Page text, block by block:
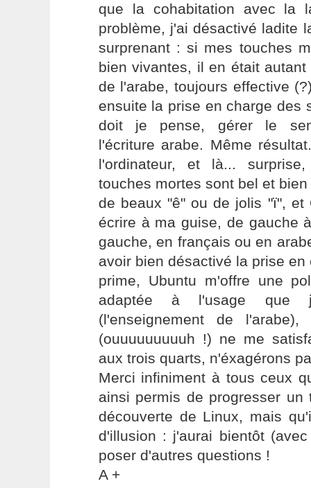
que la cohabitation avec la
problème, j'ai désactivé ladite
surprenant : si mes touches
bien vivantes, il en était
de l'arabe, toujours effective
ensuite la prise en charge des
doit je pense, gérer le
l'écriture arabe. Même
l'ordinateur, et là...
touches mortes sont bel et
de beaux "ê" ou de jolis "ï", et
écrire à ma guise, de gauche
gauche, en français ou en
avoir bien désactivé la prise
prime, Ubuntu m'offre une
adaptée à l'usage
(l'enseignement de
(ouuuuuuuuuh !) ne me
aux trois quarts, n'éxagérons
Merci infiniment à tous ceux
ainsi permis de progresser
découverte de Linux, mais
d'illusion : j'aurai bientôt
poser d'autres questions !
A +